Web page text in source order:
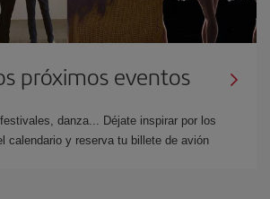
próximos eventos
danza... Déjate inspirar por los
calendario y reserva tu billete de avión